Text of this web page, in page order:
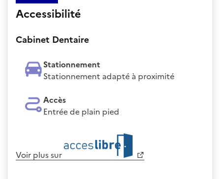
Accessibilité
Cabinet Dentaire
Stationnement
Stationnement adapté à proximité
Accès
Entrée de plain pied
Voir plus sur